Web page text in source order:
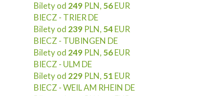
Bilety od 249 PLN, 56EUR
BIECZ - TRIER DE
Bilety od 239 PLN, 54EUR
BIECZ - TUBINGEN DE
Bilety od 249 PLN, 56EUR
BIECZ - ULM DE
Bilety od 229 PLN, 51 EUR
BIECZ - WEIL AM RHEIN DE